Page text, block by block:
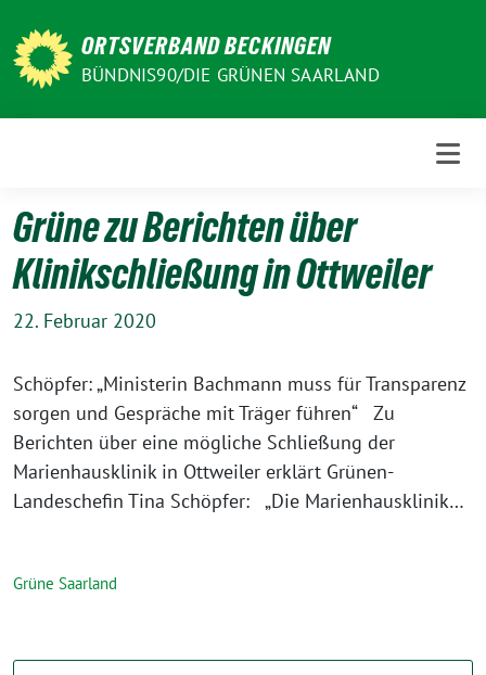
zum
Inhalt
ORTSVERBAND BECKINGEN
BÜNDNIS90/DIE GRÜNEN SAARLAND
Grüne zu Berichten über
Klinikschließung in Ottweiler
22. Februar 2020
Schöpfer: „Ministerin Bachmann muss für Transparenz
sorgen und Gespräche mit Träger führen“ Zu
Berichten über eine mögliche Schließung der
Marienhausklinik in Ottweiler erklärt Grünen-
Landeschefin Tina Schöpfer: „Die Marienhausklinik…
Grüne Saarland